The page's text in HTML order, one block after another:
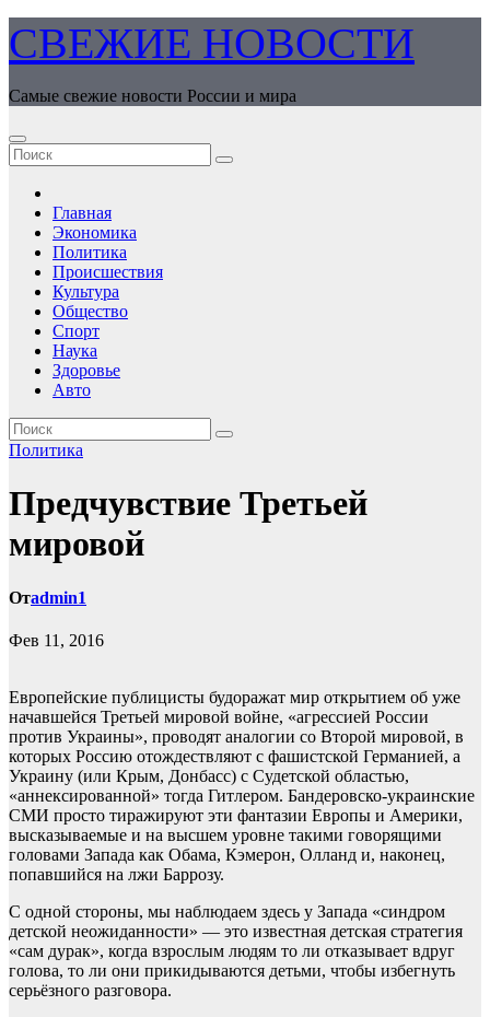
Перейти
к
содержимому
СВЕЖИЕ НОВОСТИ
Самые свежие новости России и мира
Главная
Экономика
Политика
Происшествия
Культура
Общество
Спорт
Наука
Здоровье
Авто
Политика
Предчувствие Третьей
мировой
Отadmin1
Фев 11, 2016
Европейские публицисты будоражат мир открытием об уже
начавшейся Третьей мировой войне, «агрессией России
против Украины», проводят аналогии со Второй мировой, в
которых Россию отождествляют с фашистской Германией, а
Украину (или Крым, Донбасс) с Судетской областью,
«аннексированной» тогда Гитлером. Бандеровско-украинские
СМИ просто тиражируют эти фантазии Европы и Америки,
высказываемые и на высшем уровне такими говорящими
головами Запада как Обама, Кэмерон, Олланд и, наконец,
попавшийся на лжи Баррозу.
С одной стороны, мы наблюдаем здесь у Запада «синдром
детской неожиданности» — это известная детская стратегия
«сам дурак», когда взрослым людям то ли отказывает вдруг
голова, то ли они прикидываются детьми, чтобы избегнуть
серьёзного разговора.